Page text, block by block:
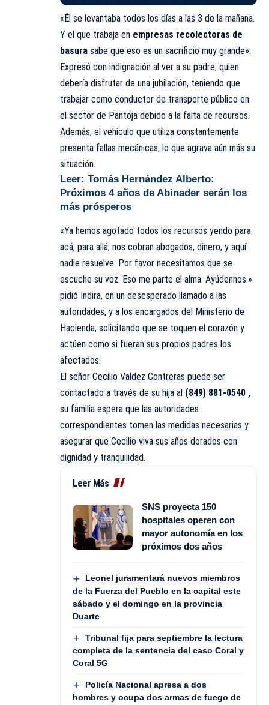
«Él se levantaba todos los días a las 3 de la mañana.
Y el que trabaja en empresas recolectoras de
basura sabe que eso es un sacrificio muy grande».
Expresó con indignación al ver a su padre, quien
debería disfrutar de una jubilación, teniendo que
trabajar como conductor de transporte público en
el sector de Pantoja debido a la falta de recursos.
Además, el vehículo que utiliza constantemente
presenta fallas mecánicas, lo que agrava aún más su
situación.
Leer: Tomás Hernández Alberto:
Próximos 4 años de Abinader serán los
más prósperos
«Ya hemos agotado todos los recursos yendo para
acá, para allá, nos cobran abogados, dinero, y aquí
nadie resuelve. Por favor necesitamos que se
escuche su voz. Eso me parte el alma. Ayúdennos.»
pidió Indira, en un desesperado llamado a las
autoridades, y a los encargados del Ministerio de
Hacienda, solicitando que se toquen el corazón y
actúen como si fueran sus propios padres los
afectados.
El señor Cecilio Valdez Contreras puede ser
contactado a través de su hija al (849) 881-0540 ,
su familia espera que las autoridades
correspondientes tomen las medidas necesarias y
asegurar que Cecilio viva sus años dorados con
dignidad y tranquilidad.
Leer Más
SNS proyecta 150
hospitales operen con
mayor autonomía en los
próximos dos años
Leonel juramentará nuevos miembros
de la Fuerza del Pueblo en la capital este
sábado y el domingo en la provincia
Duarte
Tribunal fija para septiembre la lectura
completa de la sentencia del caso Coral y
Coral 5G
Policía Nacional apresa a dos
hombres y ocupa dos armas de fuego de